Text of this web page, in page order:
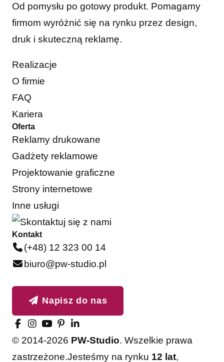
Od pomysłu po gotowy produkt. Pomagamy
firmom wyróżnić się na rynku przez design,
druk i skuteczną reklamę.
Realizacje
O firmie
FAQ
Kariera
Oferta
Reklamy drukowane
Gadżety reklamowe
Projektowanie graficzne
Strony internetowe
Inne usługi
Kontakt
(+48) 12 323 00 14
biuro@pw-studio.pl
Napisz do nas
© 2014-2026 PW-Studio. Wszelkie prawa
zastrzeżone.Jesteśmy na rynku 12 lat,